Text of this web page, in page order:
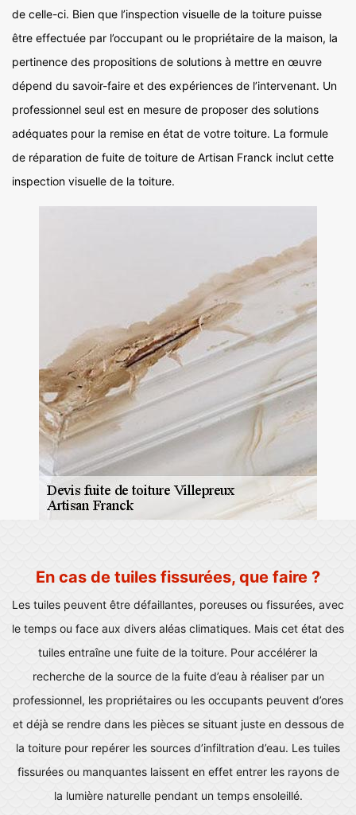
de celle-ci. Bien que l’inspection visuelle de la toiture puisse
être effectuée par l’occupant ou le propriétaire de la maison, la
pertinence des propositions de solutions à mettre en œuvre
dépend du savoir-faire et des expériences de l’intervenant. Un
professionnel seul est en mesure de proposer des solutions
adéquates pour la remise en état de votre toiture. La formule
de réparation de fuite de toiture de Artisan Franck inclut cette
inspection visuelle de la toiture.
En cas de tuiles fissurées, que faire ?
Les tuiles peuvent être défaillantes, poreuses ou fissurées, avec
le temps ou face aux divers aléas climatiques. Mais cet état des
tuiles entraîne une fuite de la toiture. Pour accélérer la
recherche de la source de la fuite d’eau à réaliser par un
professionnel, les propriétaires ou les occupants peuvent d’ores
et déjà se rendre dans les pièces se situant juste en dessous de
la toiture pour repérer les sources d’infiltration d’eau. Les tuiles
fissurées ou manquantes laissent en effet entrer les rayons de
la lumière naturelle pendant un temps ensoleillé.